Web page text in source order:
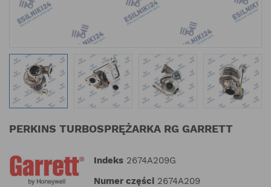
PERKINS TURBOSPRĘŻARKA RG GARRETT
Indeks 2674A209G
Numer części 2674A209